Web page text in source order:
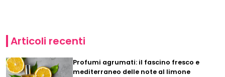
Articoli recenti
Profumi agrumati: il fascino fresco e
mediterraneo delle note al limone